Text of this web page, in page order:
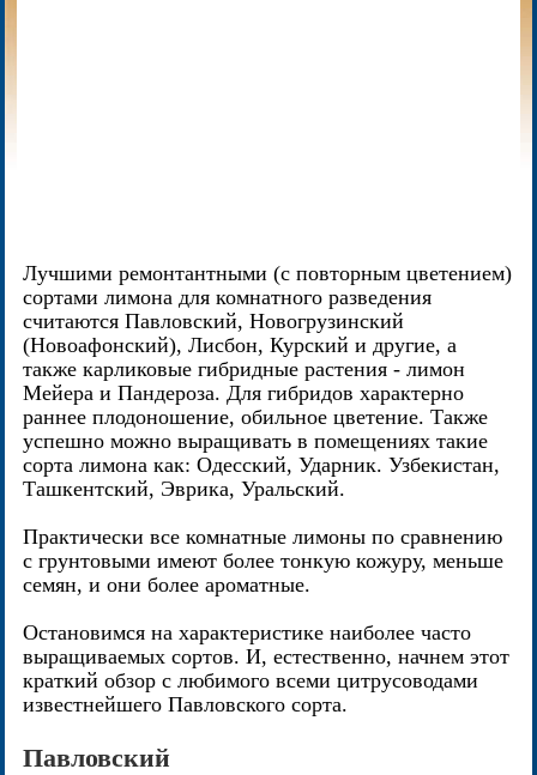
Лучшими ремонтантными (с повторным цветением)
сортами лимона для комнатного разведения
считаются Павловский, Новогрузинский
(Новоафонский), Лисбон, Курский и другие, а
также карликовые гибридные растения - лимон
Мейера и Пандероза. Для гибридов характерно
раннее плодоношение, обильное цветение. Также
успешно можно выращивать в помещениях такие
сорта лимона как: Одесский, Ударник. Узбекистан,
Ташкентский, Эврика, Уральский.
Практически все комнатные лимоны по сравнению
с грунтовыми имеют более тонкую кожуру, меньше
семян, и они более ароматные.
Остановимся на характеристике наиболее часто
выращиваемых сортов. И, естественно, начнем этот
краткий обзор с любимого всеми цитрусоводами
известнейшего Павловского сорта.
Павловский